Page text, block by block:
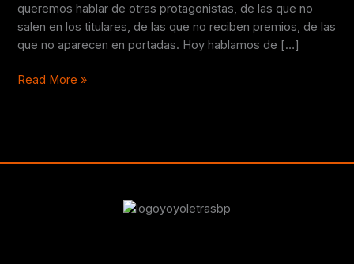
queremos hablar de otras protagonistas, de las que no
salen en los titulares, de las que no reciben premios, de las
que no aparecen en portadas. Hoy hablamos de […]
Read More »